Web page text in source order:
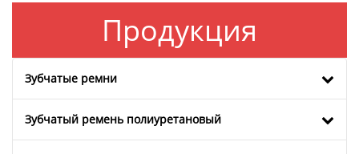
Продукция
Зубчатые ремни
Зубчатый ремень полиуретановый